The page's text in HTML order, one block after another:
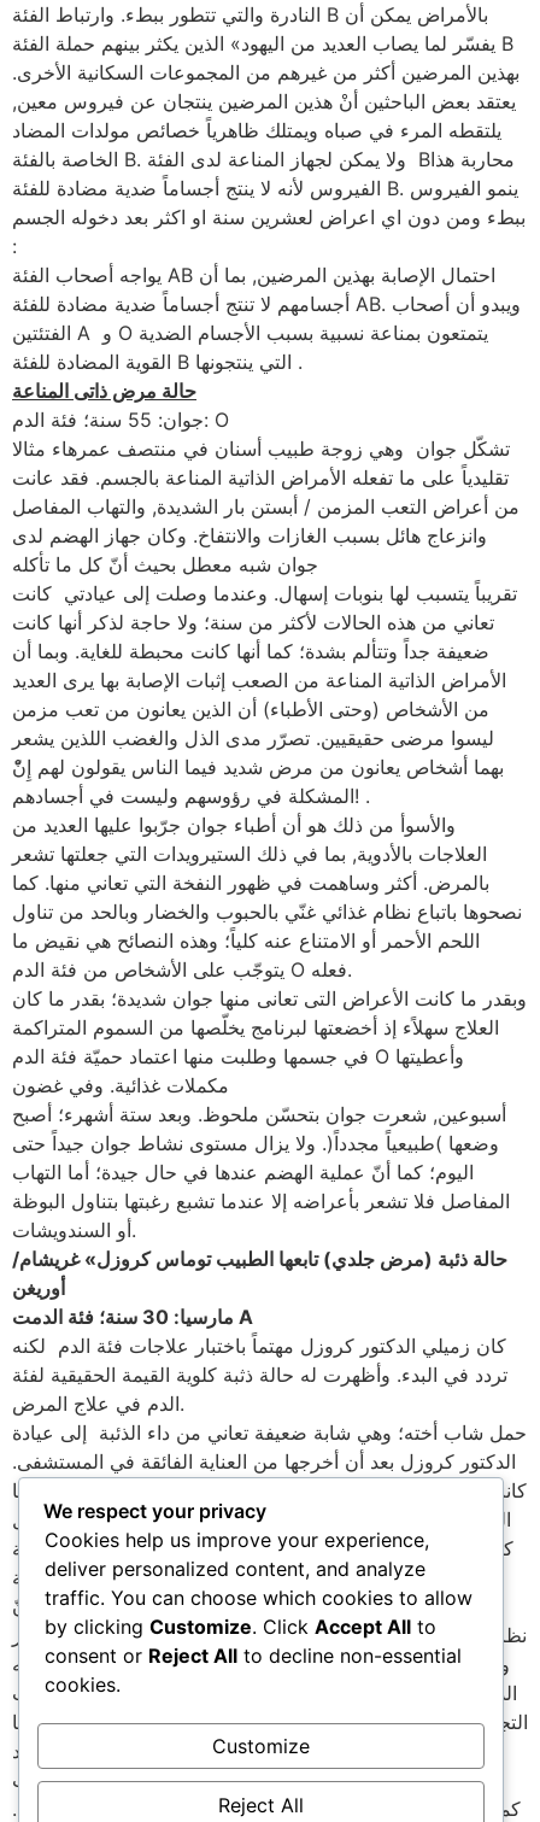
النادرة والتي تتطور ببطء. وارتباط الفئة B بالأمراض يمكن أن
يفسّر لما يصاب العديد من اليهود» الذين يكثر بينهم حملة الفئة B
بهذين المرضين أكثر من غيرهم من المجموعات السكانية الأخرى.
يعتقد بعض الباحثين أنْ هذين المرضين ينتجان عن فيروس معين,
يلتقطه المرء في صباه ويمتلك ظاهرياً خصائص مولدات المضاد
الخاصة بالفئة B. ولا يمكن لجهاز المناعة لدى الفئة Bمحاربة هذا
الفيروس لأنه لا ينتج أجساماً ضدية مضادة للفئة B. ينمو الفيروس
ببطء ومن دون اي اعراض لعشرين سنة او اكثر بعد دخوله الجسم
:
يواجه أصحاب الفئة AB احتمال الإصابة بهذين المرضين, بما أن
أجسامهم لا تنتج أجساماً ضدية مضادة للفئة AB. ويبدو أن أصحاب
الفتئتين A و O يتمتعون بمناعة نسبية بسبب الأجسام الضدية
القوية المضادة للفئة B التي ينتجونها .
حالة مرض ذاتى المناعة
جوان: 55 سنة؛ فئة الدم: O
تشكّل جوان وهي زوجة طبيب أسنان في منتصف عمرهاء مثالا
تقليدياً على ما تفعله الأمراض الذاتية المناعة بالجسم. فقد عانت
من أعراض التعب المزمن / أبستن بار الشديدة, والتهاب المفاصل
وانزعاج هائل بسبب الغازات والانتفاخ. وكان جهاز الهضم لدى
جوان شبه معطل بحيث أنّ كل ما تأكله
تقريباً يتسبب لها بنوبات إسهال. وعندما وصلت إلى عيادتي كانت
تعاني من هذه الحالات لأكثر من سنة؛ ولا حاجة لذكر أنها كانت
ضعيفة جداً وتتألم بشدة؛ كما أنها كانت محبطة للغاية. وبما أن
الأمراض الذاتية المناعة من الصعب إثبات الإصابة بها يرى العديد
من الأشخاص (وحتى الأطباء) أن الذين يعانون من تعب مزمن
ليسوا مرضى حقيقيين. تصرّر مدى الذل والغضب اللذين يشعر
بهما أشخاص يعانون من مرض شديد فيما الناس يقولون لهم إِنّْ
المشكلة في رؤوسهم وليست في أجسادهم! .
والأسوأ من ذلك هو أن أطباء جوان جرّبوا عليها العديد من
العلاجات بالأدوية, بما في ذلك الستيرويدات التي جعلتها تشعر
بالمرض. أكثر وساهمت في ظهور النفخة التي تعاني منها. كما
نصحوها باتباع نظام غذائي غنّي بالحبوب والخضار وبالحد من تناول
اللحم الأحمر أو الامتناع عنه كلياً؛ وهذه النصائح هي نقيض ما
يتوجّب على الأشخاص من فئة الدم O فعله.
وبقدر ما كانت الأعراض التى تعانى منها جوان شديدة؛ بقدر ما كان
العلاج سهلاًء إذ أخضعتها لبرنامج يخلّصها من السموم المتراكمة
في جسمها وطلبت منها اعتماد حميّة فئة الدم O وأعطيتها
مكملات غذائية. وفي غضون
أسبوعين, شعرت جوان بتحسّن ملحوظ. وبعد ستة أشهرء؛ أصبح
وضعها )طبيعياً مجدداً(. ولا يزال مستوى نشاط جوان جيداً حتى
اليوم؛ كما أنّ عملية الهضم عندها في حال جيدة؛ أما التهاب
المفاصل فلا تشعر بأعراضه إلا عندما تشبع رغبتها بتناول البوظة
أو السندويشات.
حالة ذئبة (مرض جلدي) تابعها الطبيب توماس كروزل» غريشام/
أوريغن
مارسيا: 30 سنة؛ فئة الدمت A
كان زميلي الدكتور كروزل مهتماً باختبار علاجات فئة الدم لكنه
تردد في البدء. وأظهرت له حالة ذثبة كلوية القيمة الحقيقية لفئة
الدم في علاج المرض.
حمل شاب أخته؛ وهي شابة ضعيفة تعاني من داء الذئبة إلى عيادة
الدكتور كروزل بعد أن أخرجها من العناية الفائقة في المستشفى.
كانت تعاني من قصور في الكلى بسبب تعقيدات مناعية في دورتها
الدموية المتأتية عن مرضها. وكانت مارسيا تخضع لجلسات غسل
كلى منذ أسابيع عديدة؛ ومن المفترض أن تخضع لعملية زرع كلية
خلال الأشهر الستة التالية.
سألها الدكتور كروزل عن ماضيها الطبي والغذائي فتبيّن له أنّ
نظامها الغذائي غنيّ جداً بالحليب ومشتقاته؛ وبالقمح واللحم الأحمر
وهي أطعمة خطيرة لشخص فئة دمه B وفي مثل وضعها. ألزمها
الدكتور بحمية غذائية نباتية صارمة وأعطاها أدوية من أدوية الطب
التجانسي وعلاجاً بالماء. وفي غضون أسبوعين؛ تحسّن حال مارسيا
وتراجعت حاجتها إلى جلسات غسل الكلى. والمدهش أنه بعد
شهرين لم تعد مارسيا تحتاج إلى هذه الجلسات
كما ألغيت عملية زرع الكلية التي كان من المفترض أن تخضع لها.
We respect your privacy
Cookies help us improve your experience,
deliver personalized content, and analyze
traffic. You can choose which cookies to allow
by clicking Customize. Click Accept All to
consent or Reject All to decline non-essential
cookies.
Customize
Reject All